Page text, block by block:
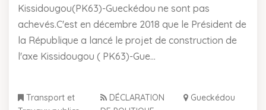
Kissidougou(PK63)-Gueckédou ne sont pas
achevés.C'est en décembre 2018 que le Président de
la République a lancé le projet de construction de
l'axe Kissidougou ( PK63)-Gue...
Transport et
DÉCLARATION
Gueckédou